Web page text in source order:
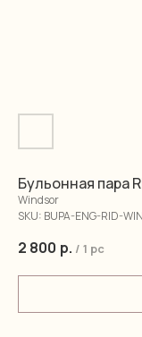
Бульонная пара
Windsor
SKU: BUPA-ENG-RID-
2 800 р. / 1 pc